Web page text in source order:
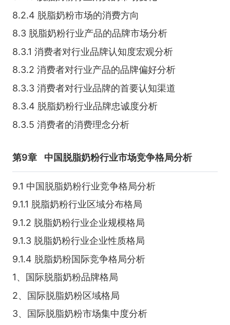
8.2.4 脱脂奶粉市场的消费方向
8.3 脱脂奶粉行业产品的品牌市场分析
8.3.1 消费者对行业品牌认知度宏观分析
8.3.2 消费者对行业产品的品牌偏好分析
8.3.3 消费者对行业品牌的首要认知渠道
8.3.4 脱脂奶粉行业品牌忠诚度分析
8.3.5 消费者的消费理念分析
第9章 中国脱脂奶粉行业市场竞争格局分析
9.1 中国脱脂奶粉行业竞争格局分析
9.1.1 脱脂奶粉行业区域分布格局
9.1.2 脱脂奶粉行业企业规模格局
9.1.3 脱脂奶粉行业企业性质格局
9.1.4 脱脂奶粉国际竞争格局分析
1、国际脱脂奶粉品牌格局
2、国际脱脂奶粉区域格局
3、国际脱脂奶粉市场集中度分析